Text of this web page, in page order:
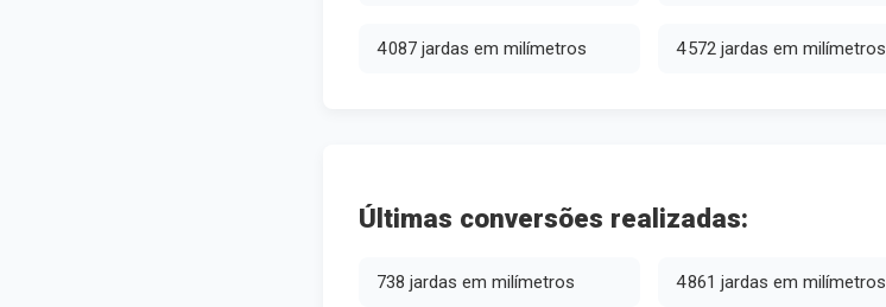
4 087 jardas em milímetros 4 572 jardas em milímetros
Últimas conversões realizadas:
738 jardas em milímetros 4 861 jardas em milímetros